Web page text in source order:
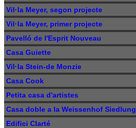
Vil·la Meyer, segon projecte
Vil·la Meyer, primer projecte
Pavelló de l'Esprit Nouveau
Casa Guiette
Vil·la Stein-de Monzie
Casa Cook
Petita casa d'artistes
Casa doble a la Weissenhof Siedlung
Edifici Clarté